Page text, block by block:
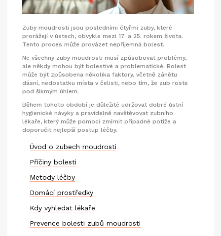
Zuby moudrosti jsou posledními čtyřmi zuby, které
prorážejí v ústech, obvykle mezi 17. a 25. rokem života.
Tento proces může provázet nepříjemná bolest.
Ne všechny zuby moudrosti musí způsobovat problémy,
ale někdy mohou být bolestivé a problematické. Bolest
může být způsobena několika faktory, včetně zánětu
dásní, nedostatku místa v čelisti, nebo tím, že zub roste
pod šikmým úhlem.
Během tohoto období je důležité udržovat dobré ústní
hygienické návyky a pravidelně navštěvovat zubního
lékaře, který může pomoci zmírnit případné potíže a
doporučit nejlepší postup léčby.
Úvod o zubech moudrosti
Příčiny bolesti
Metody léčby
Domácí prostředky
Kdy vyhledat lékaře
Prevence bolesti zubů moudrosti